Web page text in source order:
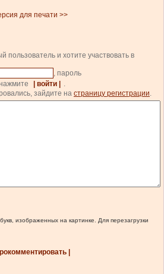
для печати >>
пользователь и хотите участвовать в
, пароль
| войти |
.
зайдите на страницу регистрации.
изображенных на картинке. Для перезагрузки
|